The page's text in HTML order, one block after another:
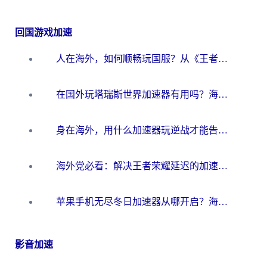
回国游戏加速
人在海外，如何顺畅玩国服？从《王者荣耀》到《云图计划》的加速器终极指南
在国外玩塔瑞斯世界加速器有用吗？海外玩家亲测后的真实答案
身在海外，用什么加速器玩逆战才能告别延迟？
海外党必看：解决王者荣耀延迟的加速器终极指南——从EVE到猫和老鼠，一个工具全搞定
苹果手机无尽冬日加速器从哪开启？海外玩家的冬日生存指南
影音加速